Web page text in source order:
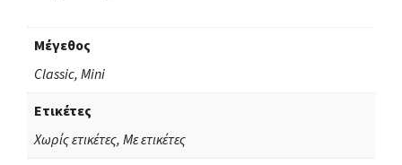
Μέγεθος
Classic, Mini
Ετικέτες
Χωρίς ετικέτες, Με ετικέτες